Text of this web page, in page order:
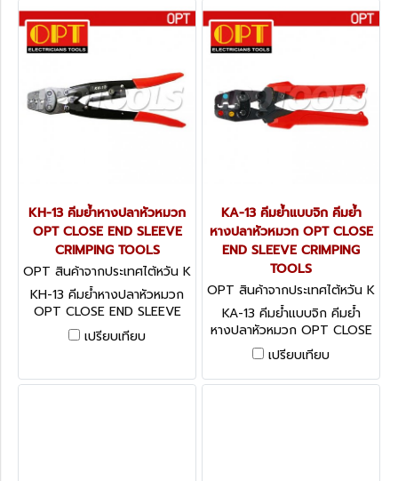
KH-13 คีมย้ำหางปลาหัวหมวก
OPT CLOSE END SLEEVE
CRIMPING TOOLS
OPT สินค้าจากประเทศไต้หวัน K
H-13
KH-13 คีมย้ำหางปลาหัวหมวก
OPT CLOSE END SLEEVE
CRIMPING TOOLS
เปรียบเทียบ
KA-13 คีมย้ำแบบจิก คีมย้ำ
หางปลาหัวหมวก OPT CLOSE
END SLEEVE CRIMPING
TOOLS
OPT สินค้าจากประเทศไต้หวัน K
A-13
KA-13 คีมย้ำแบบจิก คีมย้ำ
หางปลาหัวหมวก OPT CLOSE
END SLEEVE CRIMPING
TOOLS
เปรียบเทียบ